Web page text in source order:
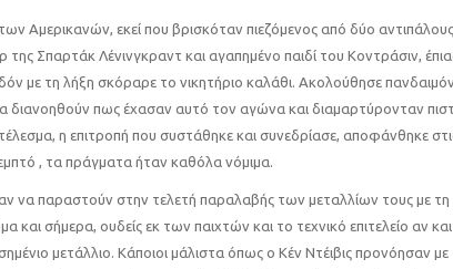
Αμερικανών, εκεί που βρισκόταν πιεζόμενος από δύο
Σπαρτάκ Λένινγκραντ και αγαπημένο παιδί του Κοντράσιν,
με τη λήξη σκόραρε το νικητήριο καλάθι. Ακολούθησε
διανοηθούν πως έχασαν αυτό τον αγώνα και διαμαρτύρονταν
η επιτροπή που συστάθηκε και συνεδρίασε, αποφάνθηκε
, τα πράγματα ήταν καθόλα νόμιμα.
να παραστούν στην τελετή παραλαβής των μεταλλίων τους με
σήμερα, ουδείς εκ των παιχτών και το τεχνικό επιτελείο αν
μετάλλιο. Κάποιοι μάλιστα όπως ο Κέν Ντέιβις προνόησαν με